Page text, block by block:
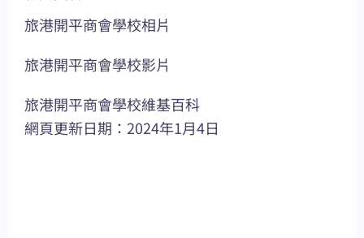
旅港開平商會學校相片
旅港開平商會學校影片
旅港開平商會學校維基百科
網頁更新日期：2024年1月4日